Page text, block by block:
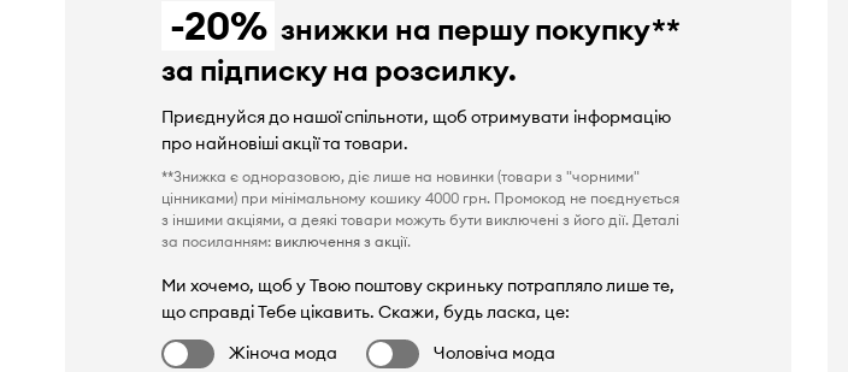
-20% знижки на першу покупку**
за підписку на розсилку.
Приєднуйся до нашої спільноти, щоб отримувати інформацію
про найновіші акції та товари.
**Знижка є одноразовою, діє лише на новинки (товари з "чорними"
цінниками) при мінімальному кошику 4000 грн. Промокод не поєднується
з іншими акціями, а деякі товари можуть бути виключені з його дії. Деталі
за посиланням: виключення з акції.
Ми хочемо, щоб у Твою поштову скриньку потрапляло лише те,
що справді Тебе цікавить. Скажи, будь ласка, це:
Жіноча мода
Чоловіча мода